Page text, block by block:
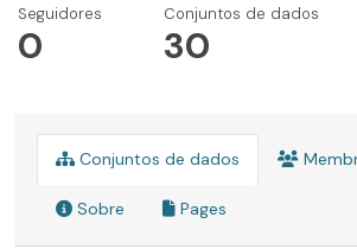
Seguidores
0
Conjuntos de dados
30
Conjuntos de dados
Sobre Pages